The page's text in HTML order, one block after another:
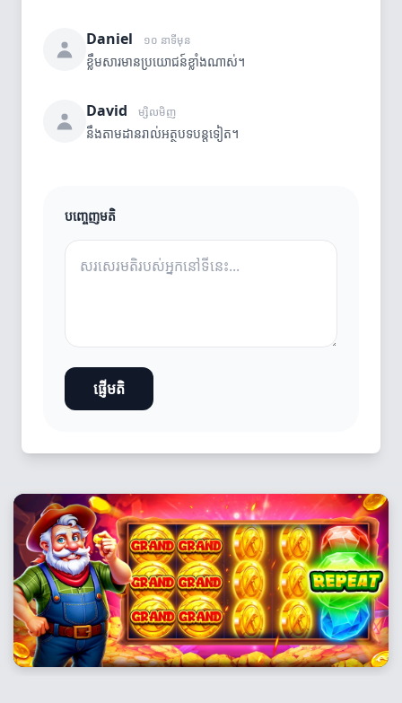
Daniel ១០ នាទីមុន
ខ្លឹមសារមានប្រយោជន៍ខ្លាំងណាស់។
David ម្សិលមិញ
នឹងតាមដានរាល់អត្ថបទបន្តទៀត។
បញ្ចេញមតិ
ផ្ញើមតិ